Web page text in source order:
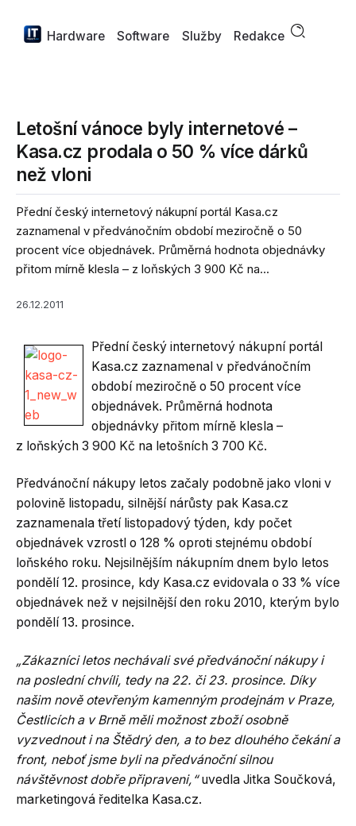
Hardware Software Služby Redakce
Letošní vánoce byly internetové –
Kasa.cz prodala o 50 % více dárků
než vloni
Přední český internetový nákupní portál Kasa.cz
zaznamenal v předvánočním období meziročně o 50
procent více objednávek. Průměrná hodnota objednávky
přitom mírně klesla – z loňských 3 900 Kč na...
26.12.2011
Přední český internetový nákupní portál
Kasa.cz zaznamenal v předvánočním
období meziročně o 50 procent více
objednávek. Průměrná hodnota
objednávky přitom mírně klesla –
z loňských 3 900 Kč na letošních 3 700 Kč.
Předvánoční nákupy letos začaly podobně jako vloni v
polovině listopadu, silnější nárůsty pak Kasa.cz
zaznamenala třetí listopadový týden, kdy počet
objednávek vzrostl o 128 % oproti stejnému období
loňského roku. Nejsilnějším nákupním dnem bylo letos
pondělí 12. prosince, kdy Kasa.cz evidovala o 33 % více
objednávek než v nejsilnější den roku 2010, kterým bylo
pondělí 13. prosince.
„Zákazníci letos nechávali své předvánoční nákupy i
na poslední chvíli, tedy na 22. či 23. prosince. Díky
našim nově otevřeným kamenným prodejnám v Praze,
Čestlicích a v Brně měli možnost zboží osobně
vyzvednout i na Štědrý den, a to bez dlouhého čekání a
front, neboť jsme byli na předvánoční silnou
návštěvnost dobře připraveni,“uvedla Jitka Součková,
marketingová ředitelka Kasa.cz.